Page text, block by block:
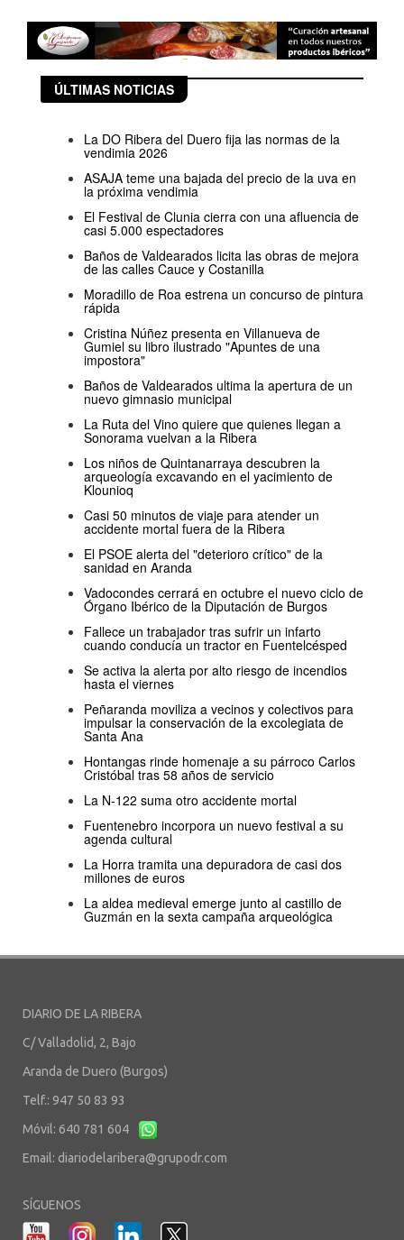
ÚLTIMAS NOTICIAS
La DO Ribera del Duero fija las normas de la
vendimia 2026
ASAJA teme una bajada del precio de la uva en
la próxima vendimia
El Festival de Clunia cierra con una afluencia de
casi 5.000 espectadores
Baños de Valdearados licita las obras de mejora
de las calles Cauce y Costanilla
Moradillo de Roa estrena un concurso de pintura
rápida
Cristina Núñez presenta en Villanueva de
Gumiel su libro ilustrado "Apuntes de una
impostora"
Baños de Valdearados ultima la apertura de un
nuevo gimnasio municipal
La Ruta del Vino quiere que quienes llegan a
Sonorama vuelvan a la Ribera
Los niños de Quintanarraya descubren la
arqueología excavando en el yacimiento de
Klounioq
Casi 50 minutos de viaje para atender un
accidente mortal fuera de la Ribera
El PSOE alerta del "deterioro crítico" de la
sanidad en Aranda
Vadocondes cerrará en octubre el nuevo ciclo de
Órgano Ibérico de la Diputación de Burgos
Fallece un trabajador tras sufrir un infarto
cuando conducía un tractor en Fuentelcésped
Se activa la alerta por alto riesgo de incendios
hasta el viernes
Peñaranda moviliza a vecinos y colectivos para
impulsar la conservación de la excolegiata de
Santa Ana
Hontangas rinde homenaje a su párroco Carlos
Cristóbal tras 58 años de servicio
La N-122 suma otro accidente mortal
Fuentenebro incorpora un nuevo festival a su
agenda cultural
La Horra tramita una depuradora de casi dos
millones de euros
La aldea medieval emerge junto al castillo de
Guzmán en la sexta campaña arqueológica
DIARIO DE LA RIBERA
C/ Valladolid, 2, Bajo
Aranda de Duero (Burgos)
Telf.: 947 50 83 93
Móvil: 640 781 604
Email: diariodelaribera@grupodr.com
SÍGUENOS